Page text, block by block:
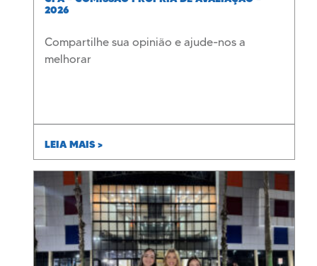
2026
Compartilhe sua opinião e ajude-nos a
melhorar
LEIA MAIS >